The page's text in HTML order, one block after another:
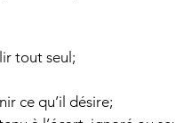
tout seul;
ce qu’il désire;